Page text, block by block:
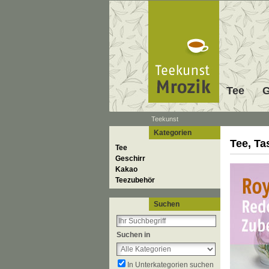
Tee
Teekunst
Kategorien
Tee
Geschirr
Kakao
Teezubehör
Suchen
Suchen in
In Unterkategorien suchen
Tee,